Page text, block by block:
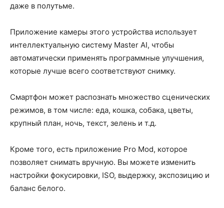
даже в полутьме.
Приложение камеры этого устройства использует
интеллектуальную систему Master AI, чтобы
автоматически применять программные улучшения,
которые лучше всего соответствуют снимку.
Смартфон может распознать множество сценических
режимов, в том числе: еда, кошка, собака, цветы,
крупный план, ночь, текст, зелень и т.д.
Кроме того, есть приложение Pro Mod, которое
позволяет снимать вручную. Вы можете изменить
настройки фокусировки, ISO, выдержку, экспозицию и
баланс белого.